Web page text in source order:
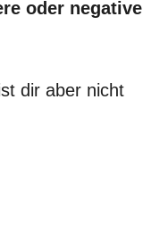
oder negative
dir aber nicht